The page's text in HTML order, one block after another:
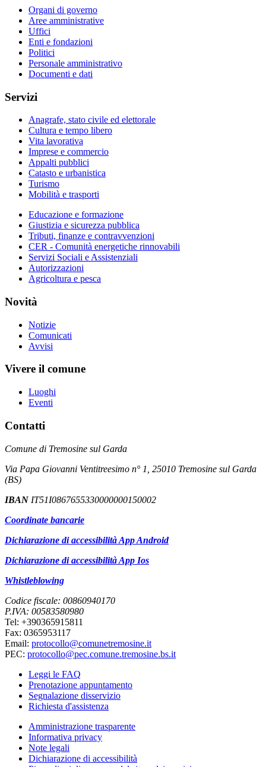
Organi di governo
Aree amministrative
Uffici
Enti e fondazioni
Politici
Personale amministrativo
Documenti e dati
Servizi
Anagrafe, stato civile ed elettorale
Cultura e tempo libero
Vita lavorativa
Imprese e commercio
Appalti pubblici
Catasto e urbanistica
Turismo
Mobilità e trasporti
Educazione e formazione
Giustizia e sicurezza pubblica
Tributi, finanze e contravvenzioni
CER - Comunità energetiche rinnovabili
Servizi Sociali e Assistenziali
Autorizzazioni
Agricoltura e pesca
Novità
Notizie
Comunicati
Avvisi
Vivere il comune
Luoghi
Eventi
Contatti
Comune di Tremosine sul Garda
Via Papa Giovanni Ventitreesimo n° 1, 25010 Tremosine sul Garda
(BS)
IBAN IT51I0867655330000000150002
Coordinate bancarie
Dichiarazione di accessibilità App Android
Dichiarazione di accessibilità App Ios
Whistleblowing
Codice fiscale: 00860940170
P.IVA: 00583580980
Tel: +390365915811
Fax: 0365953117
Email: protocollo@comunetremosine.it
PEC: protocollo@pec.comune.tremosine.bs.it
Leggi le FAQ
Prenotazione appuntamento
Segnalazione disservizio
Richiesta d'assistenza
Amministrazione trasparente
Informativa privacy
Note legali
Dichiarazione di accessibilità